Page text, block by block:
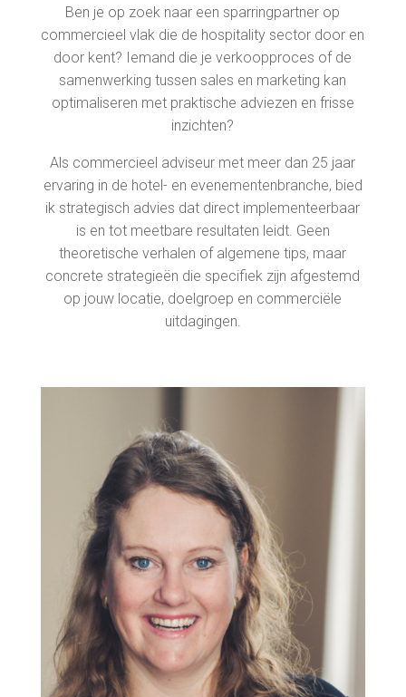
Ben je op zoek naar een sparringpartner op
commercieel vlak die de hospitality sector door en
door kent? Iemand die je verkoopproces of de
samenwerking tussen sales en marketing kan
optimaliseren met praktische adviezen en frisse
inzichten?
Als commercieel adviseur met meer dan 25 jaar
ervaring in de hotel- en evenementenbranche, bied
ik strategisch advies dat direct implementeerbaar
is en tot meetbare resultaten leidt. Geen
theoretische verhalen of algemene tips, maar
concrete strategieën die specifiek zijn afgestemd
op jouw locatie, doelgroep en commerciële
uitdagingen.